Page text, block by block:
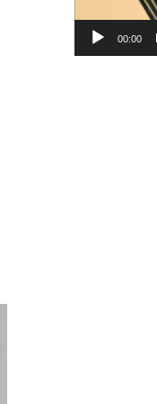
00:00